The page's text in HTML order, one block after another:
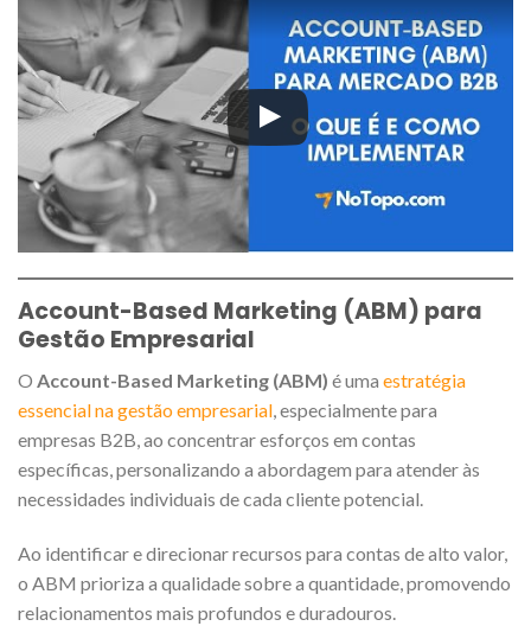
Account-Based Marketing (ABM) para
Gestão Empresarial
O Account-Based Marketing (ABM) é uma estratégia
essencial na gestão empresarial, especialmente para
empresas B2B, ao concentrar esforços em contas
específicas, personalizando a abordagem para atender às
necessidades individuais de cada cliente potencial.
Ao identificar e direcionar recursos para contas de alto valor,
o ABM prioriza a qualidade sobre a quantidade, promovendo
relacionamentos mais profundos e duradouros.